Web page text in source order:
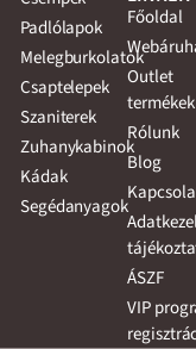
Padlólapok
Melegburkolatok
Csaptelepek
Szaniterek
Zuhanykabinok
Kádak
Segédanyagok
Főoldal
Outlet
termékek
Rólunk
Blog
ÁSZF
VIP